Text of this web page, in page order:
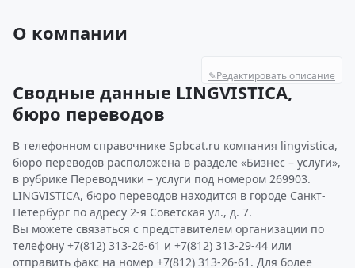
О компании
✎Редактировать описание
Сводные данные LINGVISTICA,
бюро переводов
В телефонном справочнике Spbcat.ru компания lingvistica,
бюро переводов расположена в разделе «Бизнес – услуги»,
в рубрике Переводчики – услуги под номером 269903.
LINGVISTICA, бюро переводов находится в городе Санкт-
Петербург по адресу 2-я Советская ул., д. 7.
Вы можете связаться с представителем организации по
телефону +7(812) 313-26-61 и +7(812) 313-29-44 или
отправить факс на номер +7(812) 313-26-61. Для более